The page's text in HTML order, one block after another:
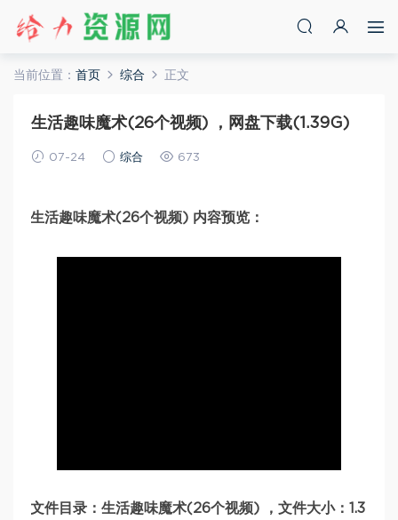
当前位置： 首页 综合 正文
生活趣味魔术(26个视频) ，网盘下载(1.39G)
07-24 综合 673
生活趣味魔术(26个视频) 内容预览：
文件目录：生活趣味魔术(26个视频) ，文件大小：1.3